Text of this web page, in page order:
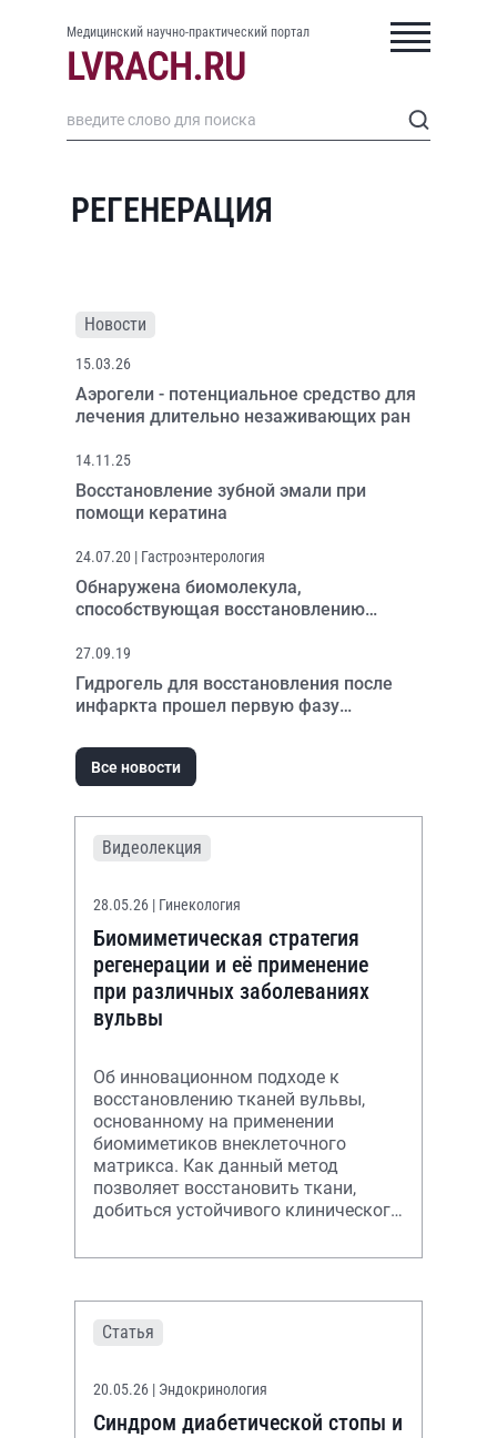
Медицинский научно-практический портал
РЕГЕНЕРАЦИЯ
Новости
15.03.26
Аэрогели - потенциальное средство для
лечения длительно незаживающих ран
14.11.25
Восстановление зубной эмали при
помощи кератина
24.07.20 | Гастроэнтерология
Обнаружена биомолекула,
способствующая восстановлению
27.09.19
Гидрогель для восстановления после
инфаркта прошел первую фазу
Все новости
Видеолекция
28.05.26 | Гинекология
Биомиметическая стратегия
регенерации и её применение
при различных заболеваниях
вульвы
Об инновационном подходе к
восстановлению тканей вульвы,
основанному на применении
биомиметиков внеклеточного
матрикса. Как данный метод
позволяет восстановить ткани,
добиться устойчивого клинического
жизни пациенток?
Статья
20.05.26 | Эндокринология
Синдром диабетической стопы и